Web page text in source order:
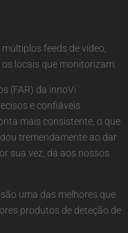
feeds de vídeo,
locais que monitorizam.
(FAR) da innoVi
e confiáveis
mais consistente, o que
tremendamente ao dar
sua vez, dá aos nossos
uma das melhores que
produtos de deteção de